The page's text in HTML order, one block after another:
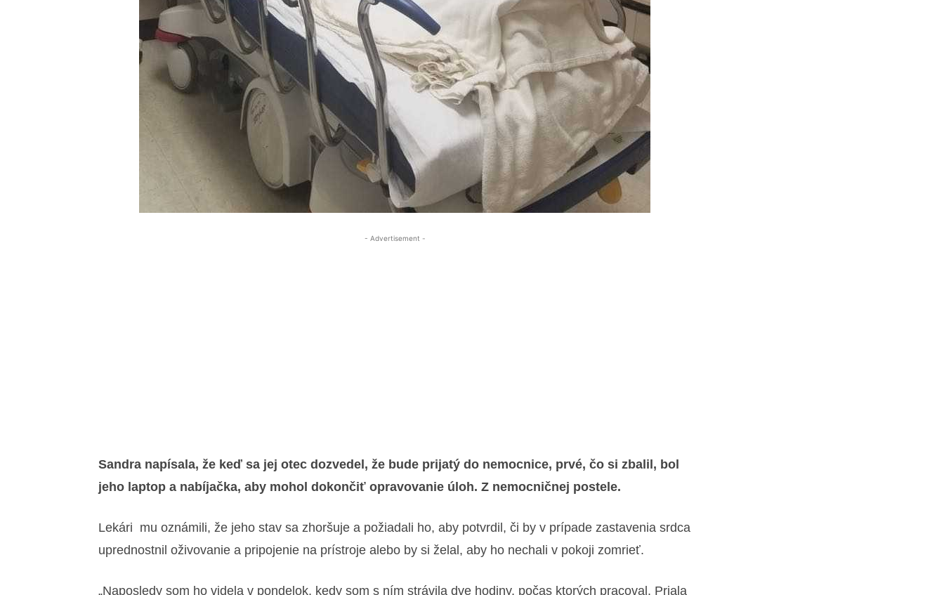
- Advertisement -
Sandra napísala, že keď sa jej otec dozvedel, že bude prijatý do nemocnice, prvé, čo si zbalil, bol
jeho laptop a nabíjačka, aby mohol dokončiť opravovanie úloh. Z nemocničnej postele.
Lekári mu oznámili, že jeho stav sa zhoršuje a požiadali ho, aby potvrdil, či by v prípade zastavenia srdca
uprednostnil oživovanie a pripojenie na prístroje alebo by si želal, aby ho nechali v pokoji zomrieť.
„Naposledy som ho videla v pondelok, kedy som s ním strávila dve hodiny, počas ktorých pracoval. Priala